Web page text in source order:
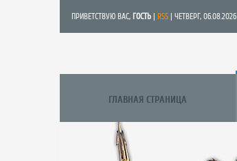
ПРИВЕТСТВУЮ ВАС, ГОСТЬ RSS | ЧЕТВЕРГ, 06.08.2026
ГЛАВНАЯ СТРАНИЦА